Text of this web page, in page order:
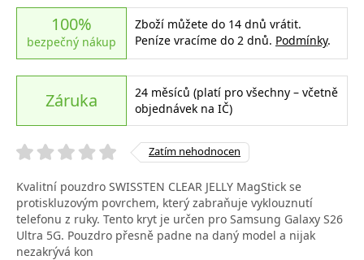
100%
bezpečný nákup
Zboží můžete do 14 dnů vrátit.
Peníze vracíme do 2 dnů. Podmínky.
Záruka
24 měsíců (platí pro všechny – včetně
objednávek na IČ)
Zatím nehodnocen
Kvalitní pouzdro SWISSTEN CLEAR JELLY MagStick se
protiskluzovým povrchem, který zabraňuje vyklouznutí
telefonu z ruky. Tento kryt je určen pro Samsung Galaxy S26
Ultra 5G. Pouzdro přesně padne na daný model a nijak
nezakrývá kon